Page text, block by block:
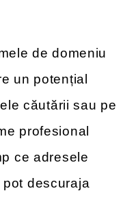
de domeniu
un potențial
căutării sau pe
profesional
ce adresele
descuraja